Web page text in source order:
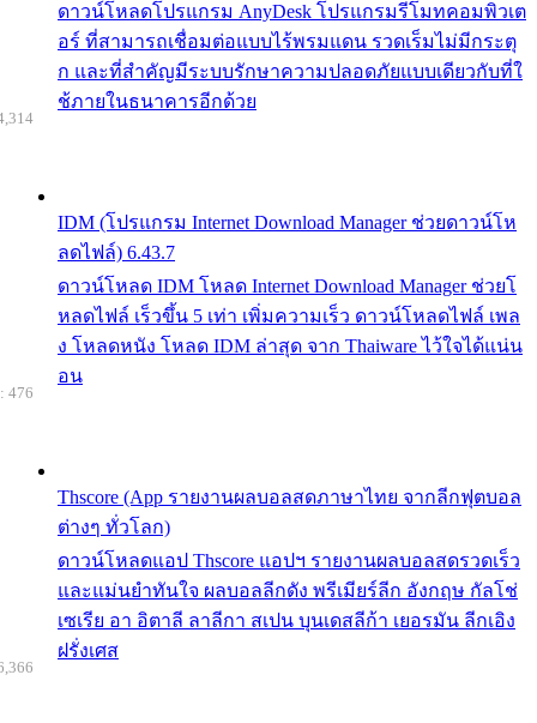
ดาวน์โหลดโปรแกรม AnyDesk โปรแกรมรีโมทคอมพิวเต
อร์ ที่สามารถเชื่อมต่อแบบไร้พรมแดน รวดเร็มไม่มีกระตุ
ก และที่สำคัญมีระบบรักษาความปลอดภัยแบบเดียวกับที่ใ
ช้ภายในธนาคารอีกด้วย
IDM (โปรแกรม Internet Download Manager ช่วยดาวน์โห
ลดไฟล์) 6.43.7
ดาวน์โหลด IDM โหลด Internet Download Manager ช่วยโ
หลดไฟล์ เร็วขึ้น 5 เท่า เพิ่มความเร็ว ดาวน์โหลดไฟล์ เพล
ง โหลดหนัง โหลด IDM ล่าสุด จาก Thaiware ไว้ใจได้แน่น
อน
Thscore (App รายงานผลบอลสดภาษาไทย จากลีกฟุตบอล
ต่างๆ ทั่วโลก)
ดาวน์โหลดแอป Thscore แอปฯ รายงานผลบอลสดรวดเร็ว
และแม่นยำทันใจ ผลบอลลีกดัง พรีเมียร์ลีก อังกฤษ กัลโช่
เซเรีย อา อิตาลี ลาลีกา สเปน บุนเดสลีก้า เยอรมัน ลีกเอิง
ฝรั่งเศส
476